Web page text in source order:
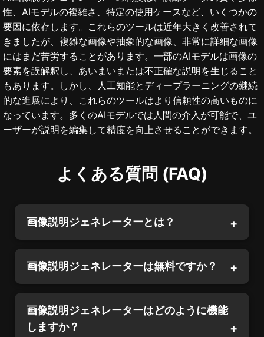
性、AIモデルの複雑さ、特定の使用ケースなど、いくつかの
要因に依存します。これらのツールは近年大きく改善されて
きましたが、複雑な画像や抽象的な画像、非常に詳細な画像
にはまだ苦労することがあります。一部のAIモデルは画像の
要素を誤解釈し、あいまいまたは不正確な説明を生じること
もあります。しかし、人工知能とディープラーニングの継続
的な進展により、これらのツールはより信頼性の高いものに
なっています。多くのAIモデルでは人間の介入が可能で、ユ
ーザーが説明を編集して精度を向上させることができます。
よくある質問 (FAQ)
画像説明ジェネレーターとは？
画像説明ジェネレーターは無料ですか？
画像説明ジェネレーターはどのように機能
しますか？